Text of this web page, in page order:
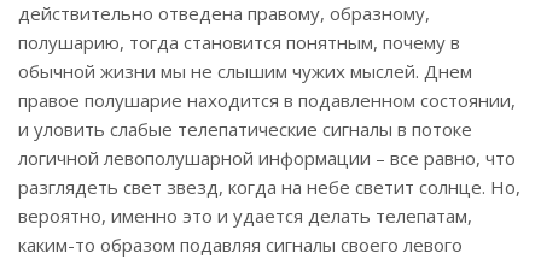
действительно отведена правому, образному,
полушарию, тогда становится понятным, почему в
обычной жизни мы не слышим чужих мыслей. Днем
правое полушарие находится в подавленном состоянии,
и уловить слабые телепатические сигналы в потоке
логичной левополушарной информации – все равно, что
разглядеть свет звезд, когда на небе светит солнце. Но,
вероятно, именно это и удается делать телепатам,
каким-то образом подавляя сигналы своего левого